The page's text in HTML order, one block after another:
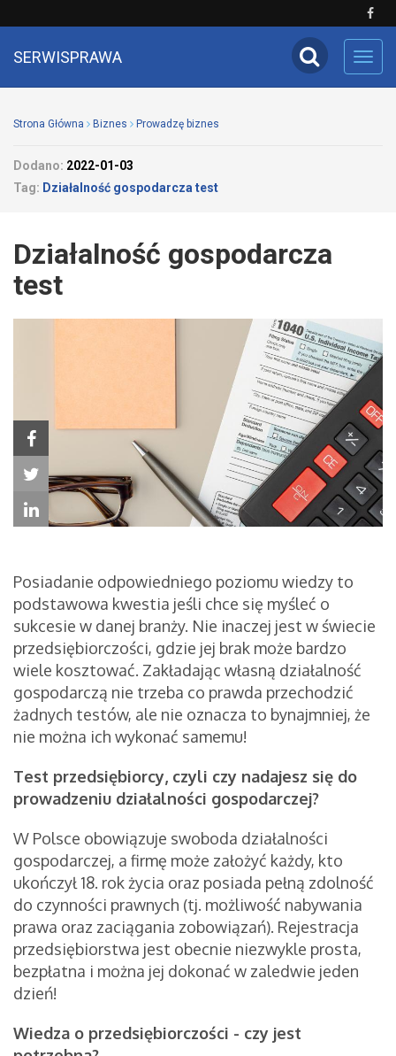
SERWISPRAWA
Strona Główna Biznes Prowadzę biznes
Dodano: 2022-01-03
Tag: Działalność gospodarcza test
Działalność gospodarcza
test
Posiadanie odpowiedniego poziomu wiedzy to
podstawowa kwestia jeśli chce się myśleć o
sukcesie w danej branży. Nie inaczej jest w świecie
przedsiębiorczości, gdzie jej brak może bardzo
wiele kosztować. Zakładając własną działalność
gospodarczą nie trzeba co prawda przechodzić
żadnych testów, ale nie oznacza to bynajmniej, że
nie można ich wykonać samemu!
Test przedsiębiorcy, czyli czy nadajesz się do
prowadzeniu działalności gospodarczej?
W Polsce obowiązuje swoboda działalności
gospodarczej, a firmę może założyć każdy, kto
ukończył 18. rok życia oraz posiada pełną zdolność
do czynności prawnych (tj. możliwość nabywania
prawa oraz zaciągania zobowiązań). Rejestracja
przedsiębiorstwa jest obecnie niezwykle prosta,
bezpłatna i można jej dokonać w zaledwie jeden
dzień!
Wiedza o przedsiębiorczości - czy jest